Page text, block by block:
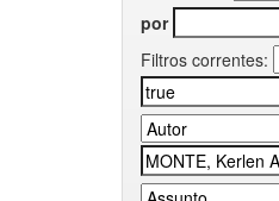
por
Filtros correntes: